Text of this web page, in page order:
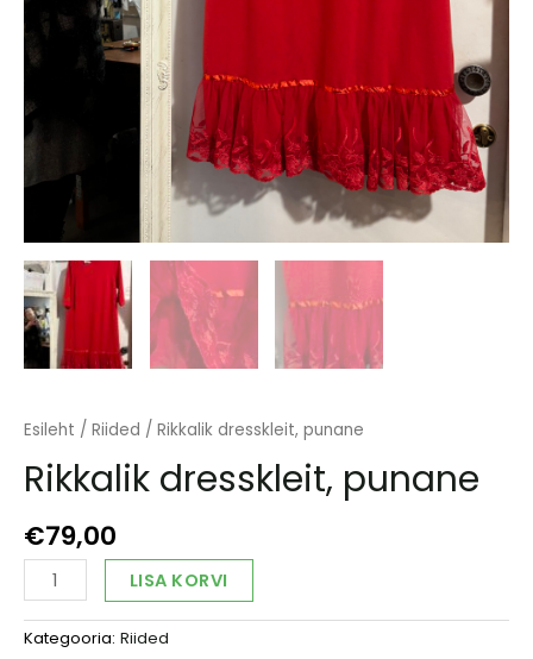
Esileht / Riided / Rikkalik dresskleit, punane
Rikkalik dresskleit, punane
€79,00
Rikkalik
dresskleit,
punane
kogus
LISA KORVI
Alternative:
Kategooria: Riided